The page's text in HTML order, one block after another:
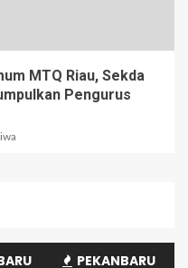
MTQ Riau, Sekda
Pengurus
PEKANBARU